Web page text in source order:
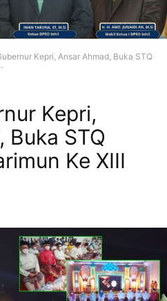
Kepri, Ansar Ahmad, Buka STQ
Kepri,
Buka STQ
Ke XIII